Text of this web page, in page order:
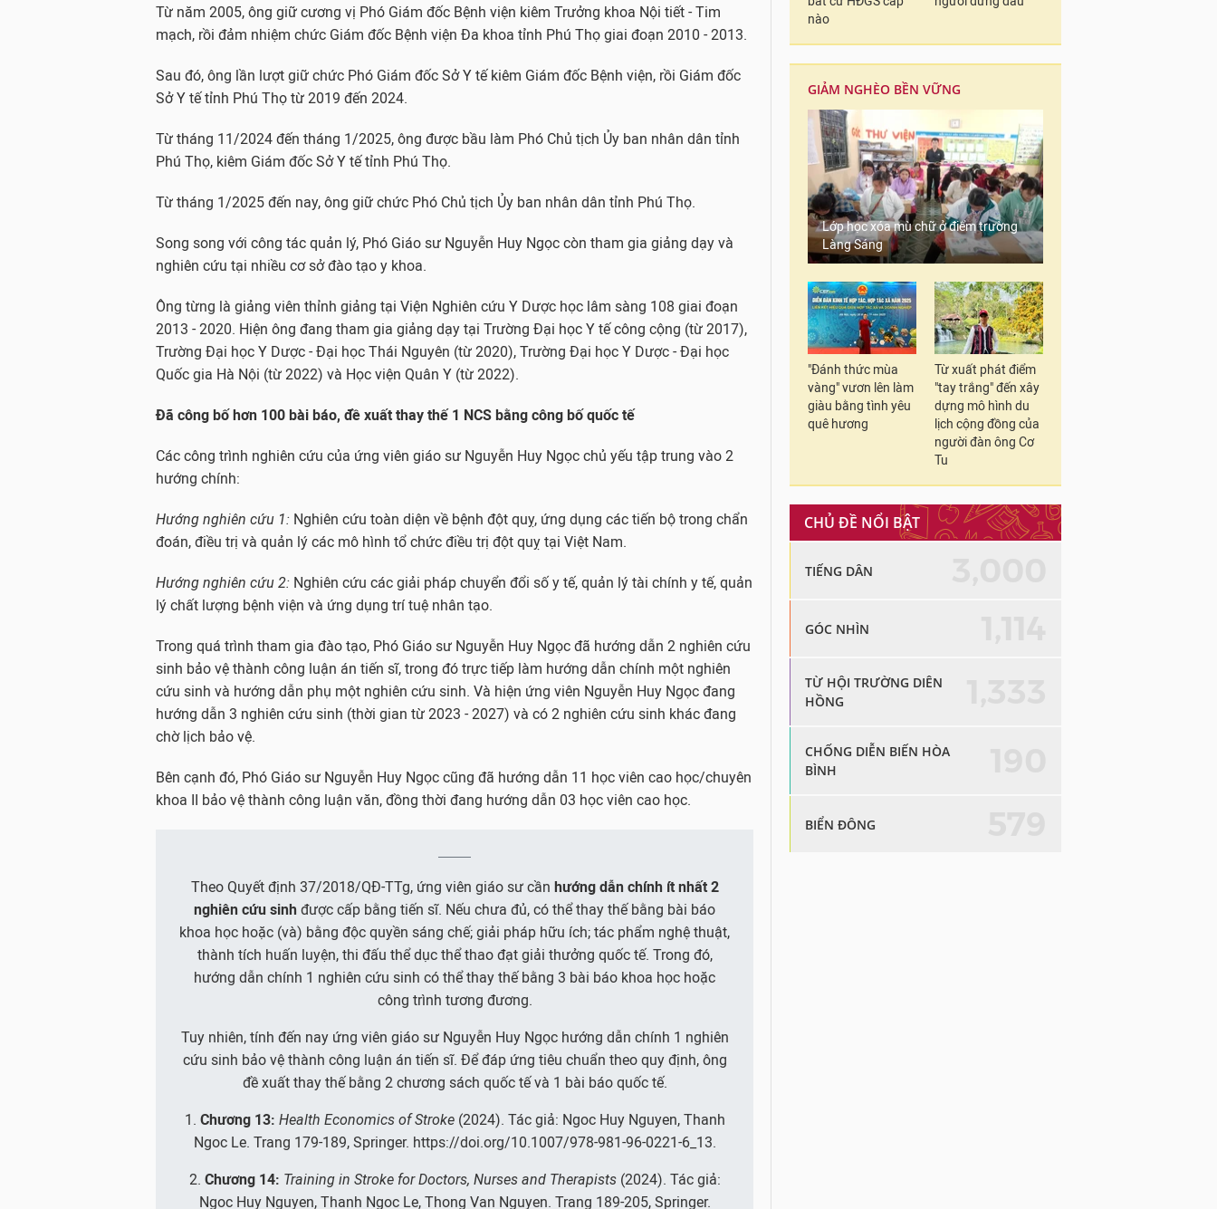
Từ năm 2005, ông giữ cương vị Phó Giám đốc Bệnh viện kiêm Trưởng khoa Nội tiết - Tim
mạch, rồi đảm nhiệm chức Giám đốc Bệnh viện Đa khoa tỉnh Phú Thọ giai đoạn 2010 - 2013.
Sau đó, ông lần lượt giữ chức Phó Giám đốc Sở Y tế kiêm Giám đốc Bệnh viện, rồi Giám đốc
Sở Y tế tỉnh Phú Thọ từ 2019 đến 2024.
Từ tháng 11/2024 đến tháng 1/2025, ông được bầu làm Phó Chủ tịch Ủy ban nhân dân tỉnh
Phú Thọ, kiêm Giám đốc Sở Y tế tỉnh Phú Thọ.
Từ tháng 1/2025 đến nay, ông giữ chức Phó Chủ tịch Ủy ban nhân dân tỉnh Phú Thọ.
Song song với công tác quản lý, Phó Giáo sư Nguyễn Huy Ngọc còn tham gia giảng dạy và
nghiên cứu tại nhiều cơ sở đào tạo y khoa.
Ông từng là giảng viên thỉnh giảng tại Viện Nghiên cứu Y Dược học lâm sàng 108 giai đoạn
2013 - 2020. Hiện ông đang tham gia giảng dạy tại Trường Đại học Y tế công cộng (từ 2017),
Trường Đại học Y Dược - Đại học Thái Nguyên (từ 2020), Trường Đại học Y Dược - Đại học
Quốc gia Hà Nội (từ 2022) và Học viện Quân Y (từ 2022).
Đã công bố hơn 100 bài báo, đề xuất thay thế 1 NCS bằng công bố quốc tế
Các công trình nghiên cứu của ứng viên giáo sư Nguyễn Huy Ngọc chủ yếu tập trung vào 2
hướng chính:
Hướng nghiên cứu 1: Nghiên cứu toàn diện về bệnh đột quỵ, ứng dụng các tiến bộ trong chẩn
đoán, điều trị và quản lý các mô hình tổ chức điều trị đột quỵ tại Việt Nam.
Hướng nghiên cứu 2: Nghiên cứu các giải pháp chuyển đổi số y tế, quản lý tài chính y tế, quản
lý chất lượng bệnh viện và ứng dụng trí tuệ nhân tạo.
Trong quá trình tham gia đào tạo, Phó Giáo sư Nguyễn Huy Ngọc đã hướng dẫn 2 nghiên cứu
sinh bảo vệ thành công luận án tiến sĩ, trong đó trực tiếp làm hướng dẫn chính một nghiên
cứu sinh và hướng dẫn phụ một nghiên cứu sinh. Và hiện ứng viên Nguyễn Huy Ngọc đang
hướng dẫn 3 nghiên cứu sinh (thời gian từ 2023 - 2027) và có 2 nghiên cứu sinh khác đang
chờ lịch bảo vệ.
Bên cạnh đó, Phó Giáo sư Nguyễn Huy Ngọc cũng đã hướng dẫn 11 học viên cao học/chuyên
khoa II bảo vệ thành công luận văn, đồng thời đang hướng dẫn 03 học viên cao học.
Theo Quyết định 37/2018/QĐ-TTg, ứng viên giáo sư cần hướng dẫn chính ít nhất 2
nghiên cứu sinh được cấp bằng tiến sĩ. Nếu chưa đủ, có thể thay thế bằng bài báo
khoa học hoặc (và) bằng độc quyền sáng chế; giải pháp hữu ích; tác phẩm nghệ thuật,
thành tích huấn luyện, thi đấu thể dục thể thao đạt giải thưởng quốc tế. Trong đó,
hướng dẫn chính 1 nghiên cứu sinh có thể thay thế bằng 3 bài báo khoa học hoặc
công trình tương đương.
Tuy nhiên, tính đến nay ứng viên giáo sư Nguyễn Huy Ngọc hướng dẫn chính 1 nghiên
cứu sinh bảo vệ thành công luận án tiến sĩ. Để đáp ứng tiêu chuẩn theo quy định, ông
đề xuất thay thế bằng 2 chương sách quốc tế và 1 bài báo quốc tế.
1. Chương 13: Health Economics of Stroke(2024). Tác giả: Ngoc Huy Nguyen, Thanh
Ngoc Le. Trang 179-189, Springer. https://doi.org/10.1007/978-981-96-0221-6_13.
2. Chương 14: Training in Stroke for Doctors, Nurses and Therapists(2024). Tác giả:
Ngoc Huy Nguyen, Thanh Ngoc Le, Thong Van Nguyen. Trang 189-205, Springer.
nào
GIẢM NGHÈO BỀN VỮNG
Lớp học xóa mù chữ ở điểm trường
Làng Sáng
"Đánh thức mùa
vàng" vươn lên làm
giàu bằng tình yêu
quê hương
Từ xuất phát điểm
"tay trắng" đến xây
dựng mô hình du
lịch cộng đồng của
người đàn ông Cơ
Tu
CHỦ ĐỀ NỔI BẬT
TIẾNG DÂN
GÓC NHÌN
TỪ HỘI TRƯỜNG DIÊN
HỒNG
CHỐNG DIỄN BIẾN HÒA
BÌNH
BIỂN ĐÔNG